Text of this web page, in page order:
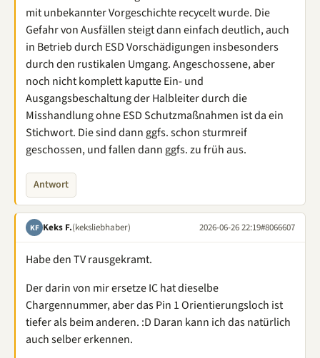
mit unbekannter Vorgeschichte recycelt wurde. Die
Gefahr von Ausfällen steigt dann einfach deutlich, auch
in Betrieb durch ESD Vorschädigungen insbesonders
durch den rustikalen Umgang. Angeschossene, aber
noch nicht komplett kaputte Ein- und
Ausgangsbeschaltung der Halbleiter durch die
Misshandlung ohne ESD Schutzmaßnahmen ist da ein
Stichwort. Die sind dann ggfs. schon sturmreif
geschossen, und fallen dann ggfs. zu früh aus.
Antwort
KF Keks F.(keksliebhaber) 2026-06-26 22:19#8066607
Habe den TV rausgekramt.
Der darin von mir ersetze IC hat dieselbe
Chargennummer, aber das Pin 1 Orientierungsloch ist
tiefer als beim anderen. :D Daran kann ich das natürlich
auch selber erkennen.